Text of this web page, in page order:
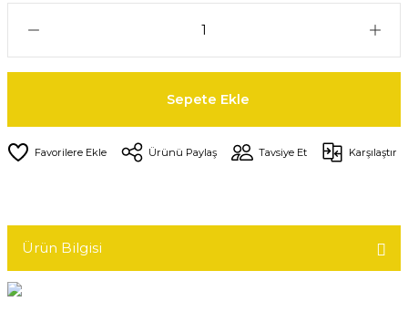
Sepete Ekle
Ürünü Paylaş Tavsiye Et Karşılaştır
Ürün Bilgisi